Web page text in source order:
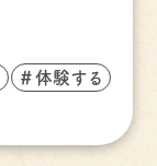
＃体験する